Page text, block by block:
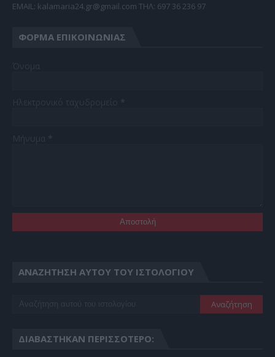
EMAIL: kalamaria24.gr@gmail.com TΗΛ: 697 36 236 97
ΦΌΡΜΑ ΕΠΙΚΟΙΝΩΝΊΑΣ
ΑΝΑΖΉΤΗΣΗ ΑΥΤΟΎ ΤΟΥ ΙΣΤΟΛΟΓΊΟΥ
ΔΙΑΒΆΣΤΗΚΑΝ ΠΕΡΙΣΣΌΤΕΡΟ: